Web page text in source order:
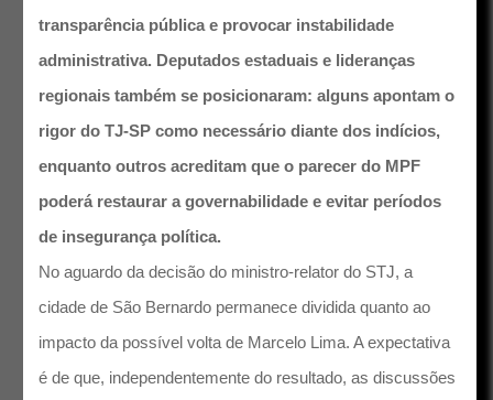
transparência pública e provocar instabilidade
administrativa. Deputados estaduais e lideranças
regionais também se posicionaram: alguns apontam o
rigor do TJ-SP como necessário diante dos indícios,
enquanto outros acreditam que o parecer do MPF
poderá restaurar a governabilidade e evitar períodos
de insegurança política.
No aguardo da decisão do ministro-relator do STJ, a
cidade de São Bernardo permanece dividida quanto ao
impacto da possível volta de Marcelo Lima. A expectativa
é de que, independentemente do resultado, as discussões